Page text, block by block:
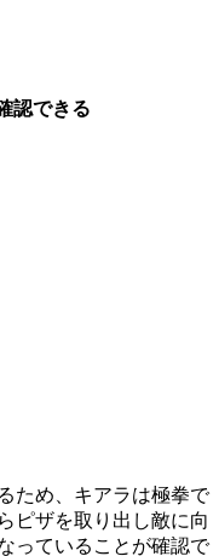
認できる
ため、キアラは極拳で
ピザを取り出し敵に向
っていることが確認で